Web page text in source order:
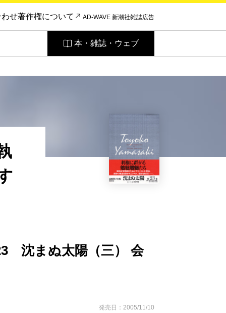
わせ著作権について AD-WAVE 新潮社雑誌広告
本・雑誌・ウェブ
沈まぬ太陽（三） 会
発売日：2005/11/10